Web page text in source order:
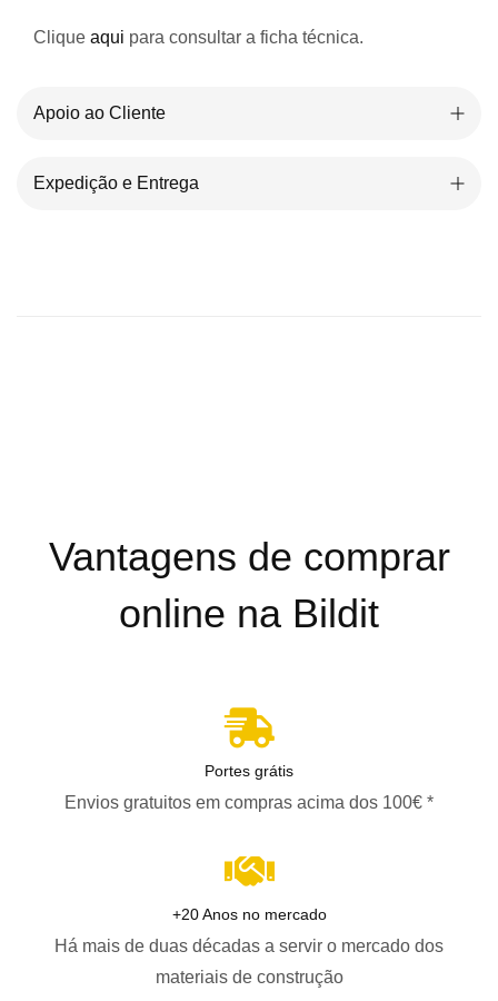
Clique aqui para consultar a ficha técnica.
Apoio ao Cliente
Expedição e Entrega
Vantagens de comprar
online na Bildit
Portes grátis
Envios gratuitos em compras acima dos 100€ *
+20 Anos no mercado
Há mais de duas décadas a servir o mercado dos
materiais de construção